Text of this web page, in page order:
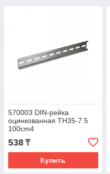
570003 DIN-рейка
оцинкованная TH35-7.5
100cm4
538 ₸
Купить